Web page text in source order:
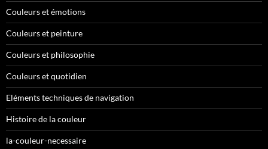
Couleurs et émotions
Couleurs et peinture
Couleurs et philosophie
Couleurs et quotidien
Eléments techniques de navigation
Histoire de la couleur
la-couleur-necessaire